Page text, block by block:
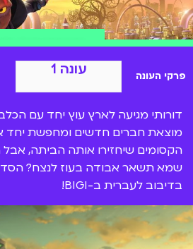
הצטרפות ל-BIGI
פרקי העונה עונה 1
דורותי מגיעה לארץ עוץ יחד עם
מוצאת חברים חדשים ומחפשת יחד
הקסומים שיחזירו אותה הביתה,
שמא תשאר אבודה בעוז לנצח?
בדיבוב לעברית ב-BIGI!